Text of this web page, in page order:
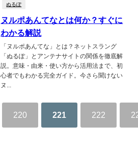
ぬるぽ
ヌルポあんてなとは何か？すぐに
わかる解説
「ヌルポあんてな」とは？ネットスラング
「ぬるぽ」とアンテナサイトの関係を徹底解
説。意味・由来・使い方から活用法まで、初
心者でもわかる完全ガイド。今さら聞けない
ヌ...
220 221 222